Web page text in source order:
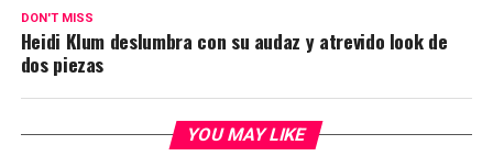
DON'T MISS
Heidi Klum deslumbra con su audaz y atrevido look de
dos piezas
YOU MAY LIKE